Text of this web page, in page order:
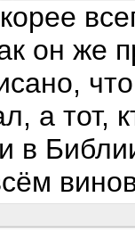
он же
а тот,
в